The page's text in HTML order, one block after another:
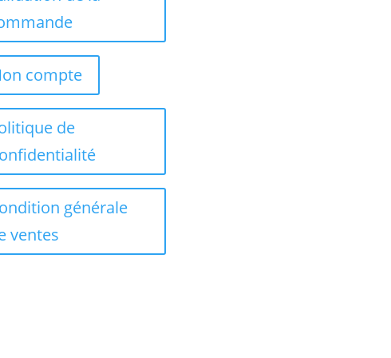
compte
de
générale
ventes